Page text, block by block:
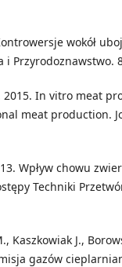
wokół
Przyrodoznawstwo.
2015. In vitro meat
meat production.
Wpływ chowu
Techniki
Kaszkowiak J.,
gazów